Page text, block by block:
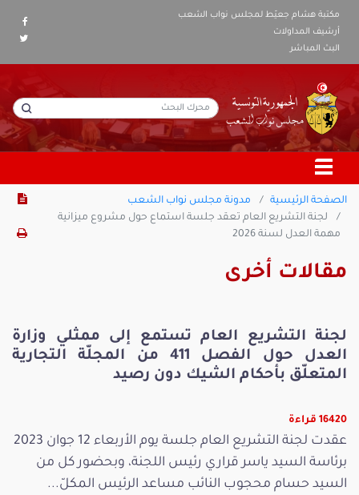
مكتبة هشام جعيّط لمجلس نواب الشعب
أرشيف المداولات
البث المباشر
الصفحة الرئيسية
مدونة مجلس نواب الشعب
لجنة التشريع العام تعقد جلسة استماع حول مشروع ميزانية
مهمة العدل لسنة 2026
مقالات أخرى
لجنة التشريع العام تستمع إلى ممثلي وزارة
العدل حول الفصل 411 من المجلّة التجارية
المتعلّق بأحكام الشيك دون رصيد
16420 قراءة
عقدت لجنة التشريع العام جلسة يوم الأربعاء 12 جوان 2023
برئاسة السيد ياسر قراري رئيس اللجنة، وبحضور كل من
السيد حسام محجوب النائب مساعد الرئيس المكلّ...